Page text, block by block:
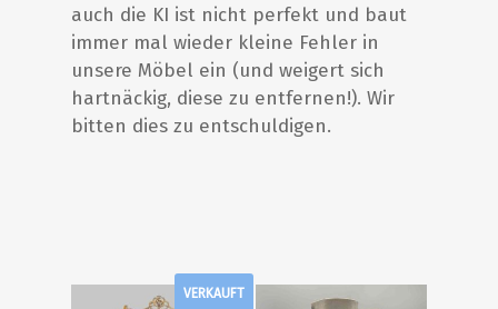
auch die KI ist nicht perfekt und baut
immer mal wieder kleine Fehler in
unsere Möbel ein (und weigert sich
hartnäckig, diese zu entfernen!). Wir
bitten dies zu entschuldigen.
VERKAUFT